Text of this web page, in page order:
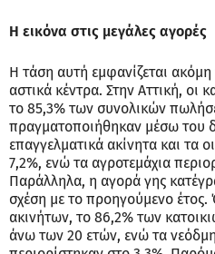
Η εικόνα στις μεγάλες αγορές
Η τάση αυτή εμφανίζεται
αστικά κέντρα. Στην Αττική, οι
το 85,3% των συνολικών
πραγματοποιήθηκαν μέσω του
επαγγελματικά ακίνητα και τα
7,2%, ενώ τα αγροτεμάχια
Παράλληλα, η αγορά γης
σχέση με το προηγούμενο
ακινήτων, το 86,2% των
άνω των 20 ετών, ενώ τα